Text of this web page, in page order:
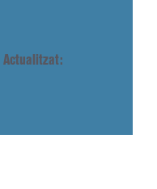
Actualitzat: